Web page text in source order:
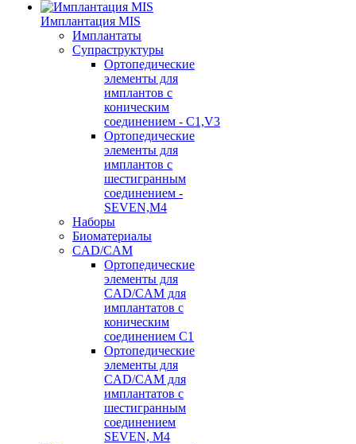
Имплантация MIS
Имплантаты
Супраструктуры
Ортопедические
элементы для
имплантов с
коническим
соединением - C1,V3
Ортопедические
элементы для
имплантов с
шестигранным
соединением -
SEVEN,M4
Наборы
Биоматериалы
CAD/CAM
Ортопедические
элементы для
CAD/CAM для
имплантатов с
коническим
соединением С1
Ортопедические
элементы для
CAD/CAM для
имплантатов с
шестигранным
соединением
SEVEN, М4